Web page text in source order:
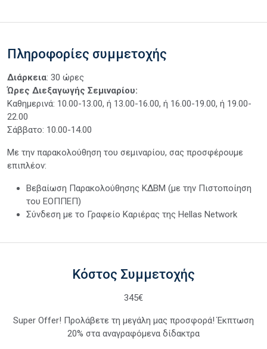
Πληροφορίες συμμετοχής
Διάρκεια: 30 ώρες
Ώρες Διεξαγωγής Σεμιναρίου:
Καθημερινά: 10.00-13.00, ή 13.00-16.00, ή 16.00-19.00, ή 19.00-
22.00
Σάββατο: 10.00-14.00
Με την παρακολούθηση του σεμιναρίου, σας προσφέρουμε
επιπλέον:
Βεβαίωση Παρακολούθησης ΚΔΒΜ (με την Πιστοποίηση
του ΕΟΠΠΕΠ)
Σύνδεση με το Γραφείο Καριέρας της Hellas Network
Κόστος Συμμετοχής
345€
Super Offer! Προλάβετε τη μεγάλη μας προσφορά! Έκπτωση
20% στα αναγραφόμενα δίδακτρα